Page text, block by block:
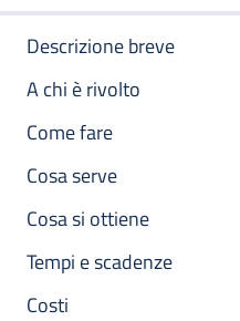
Descrizione breve
A chi è rivolto
Come fare
Cosa serve
Cosa si ottiene
Tempi e scadenze
Costi